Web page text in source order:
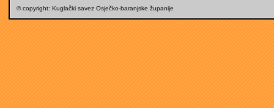
© copyright: Kuglački savez Osječko-baranjske županije